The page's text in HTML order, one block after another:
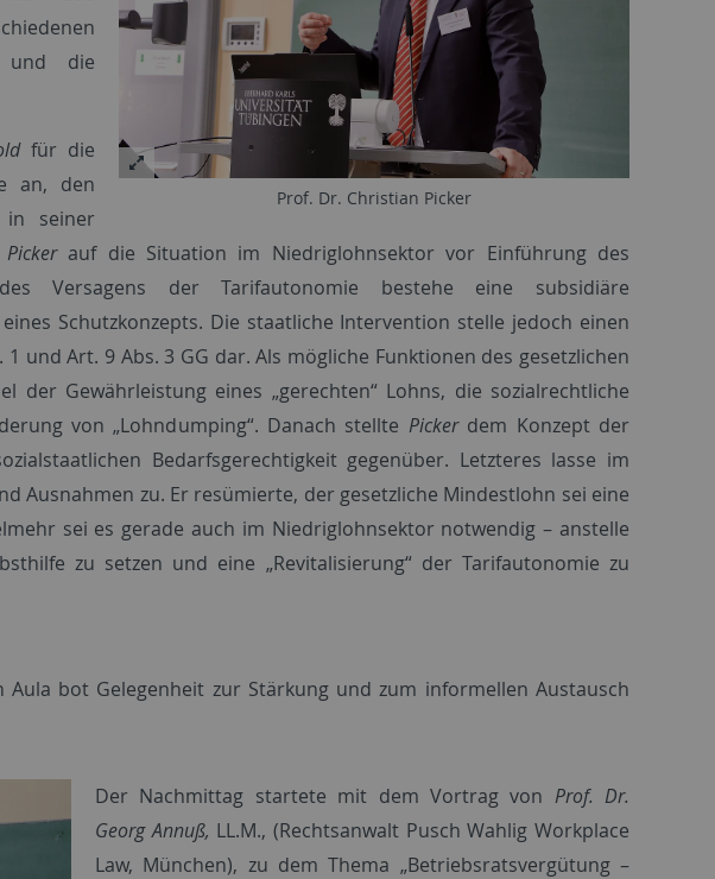
Prof. Dr. Christian Picker
und die
für die
an, den
in seiner
Pickerauf die Situation im Niedriglohnsektor vor Einführung des
Versagens der Tarifautonomie bestehe eine subsidiäre
Schutzkonzepts. Die staatliche Intervention stelle jedoch einen
und Art. 9 Abs. 3 GG dar. Als mögliche Funktionen des gesetzlichen
der Gewährleistung eines „gerechten“ Lohns, die sozialrechtliche
von „Lohndumping“. Danach stellte Pickerdem Konzept der
Bedarfsgerechtigkeit gegenüber. Letzteres lasse im
Ausnahmen zu. Er resümierte, der gesetzliche Mindestlohn sei eine
sei es gerade auch im Niedriglohnsektor notwendig – anstelle
zu setzen und eine „Revitalisierung“ der Tarifautonomie zu
bot Gelegenheit zur Stärkung und zum informellen Austausch
Der Nachmittag startete mit dem Vortrag von Prof. Dr.
Georg Annuß, LL.M., (Rechtsanwalt Pusch Wahlig Workplace
Law, München), zu dem Thema „Betriebsratsvergütung –